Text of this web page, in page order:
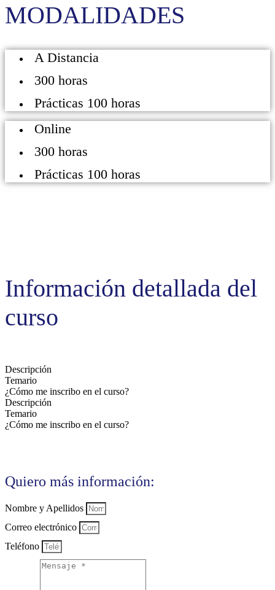
MODALIDADES
A Distancia
300 horas
Prácticas 100 horas
Online
300 horas
Prácticas 100 horas
Información detallada del
curso
Descripción
Temario
¿Cómo me inscribo en el curso?
Descripción
Temario
¿Cómo me inscribo en el curso?
Quiero más información:
Nombre y Apellidos
Correo electrónico
Teléfono